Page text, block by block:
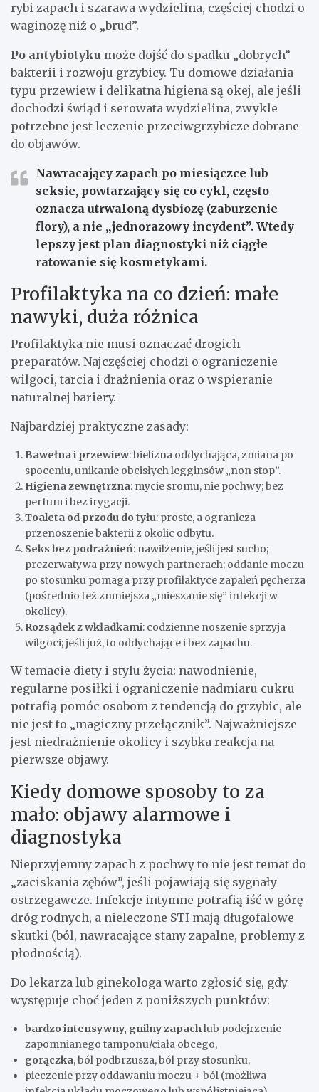
rybi zapach i szarawa wydzielina, częściej chodzi o
waginozę niż o „brud”.
Po antybiotyku może dojść do spadku „dobrych”
bakterii i rozwoju grzybicy. Tu domowe działania
typu przewiew i delikatna higiena są okej, ale jeśli
dochodzi świąd i serowata wydzielina, zwykle
potrzebne jest leczenie przeciwgrzybicze dobrane
do objawów.
Nawracający zapach po miesiączce lub
seksie, powtarzający się co cykl, często
oznacza utrwaloną dysbiozę (zaburzenie
flory), a nie „jednorazowy incydent”. Wtedy
lepszy jest plan diagnostyki niż ciągłe
ratowanie się kosmetykami.
Profilaktyka na co dzień: małe
nawyki, duża różnica
Profilaktyka nie musi oznaczać drogich
preparatów. Najczęściej chodzi o ograniczenie
wilgoci, tarcia i drażnienia oraz o wspieranie
naturalnej bariery.
Najbardziej praktyczne zasady:
Bawełna i przewiew: bielizna oddychająca, zmiana po
spoceniu, unikanie obcisłych legginsów „non stop”.
Higiena zewnętrzna: mycie sromu, nie pochwy; bez
perfum i bez irygacji.
Toaleta od przodu do tyłu: proste, a ogranicza
przenoszenie bakterii z okolic odbytu.
Seks bez podrażnień: nawilżenie, jeśli jest sucho;
prezerwatywa przy nowych partnerach; oddanie moczu
po stosunku pomaga przy profilaktyce zapaleń pęcherza
(pośrednio też zmniejsza „mieszanie się” infekcji w
okolicy).
Rozsądek z wkładkami: codzienne noszenie sprzyja
wilgoci; jeśli już, to oddychające i bez zapachu.
W temacie diety i stylu życia: nawodnienie,
regularne posiłki i ograniczenie nadmiaru cukru
potrafią pomóc osobom z tendencją do grzybic, ale
nie jest to „magiczny przełącznik”. Najważniejsze
jest niedrażnienie okolicy i szybka reakcja na
pierwsze objawy.
Kiedy domowe sposoby to za
mało: objawy alarmowe i
diagnostyka
Nieprzyjemny zapach z pochwy to nie jest temat do
„zaciskania zębów”, jeśli pojawiają się sygnały
ostrzegawcze. Infekcje intymne potrafią iść w górę
dróg rodnych, a nieleczone STI mają długofalowe
skutki (ból, nawracające stany zapalne, problemy z
płodnością).
Do lekarza lub ginekologa warto zgłosić się, gdy
występuje choć jeden z poniższych punktów:
bardzo intensywny, gnilny zapachlub podejrzenie
zapomnianego tamponu/ciała obcego,
gorączka, ból podbrzusza, ból przy stosunku,
pieczenie przy oddawaniu moczu + ból (możliwa